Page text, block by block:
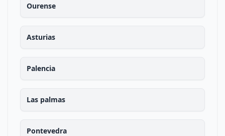
Ourense
Asturias
Palencia
Las palmas
Pontevedra